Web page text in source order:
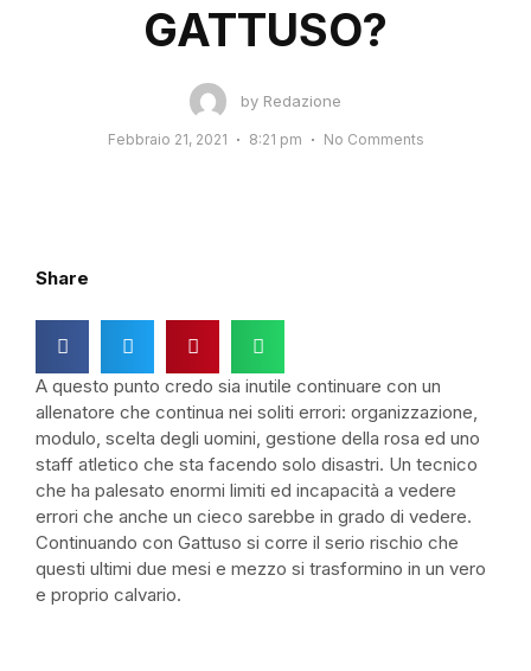
GATTUSO?
by Redazione
Febbraio 21, 2021 8:21 pm No Comments
Share
A questo punto credo sia inutile continuare con un
allenatore che continua nei soliti errori: organizzazione,
modulo, scelta degli uomini, gestione della rosa ed uno
staff atletico che sta facendo solo disastri. Un tecnico
che ha palesato enormi limiti ed incapacità a vedere
errori che anche un cieco sarebbe in grado di vedere.
Continuando con Gattuso si corre il serio rischio che
questi ultimi due mesi e mezzo si trasformino in un vero
e proprio calvario.